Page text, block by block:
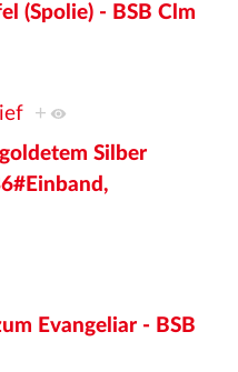
(Spolie) - BSB Clm
+
Silber
Evangeliar - BSB